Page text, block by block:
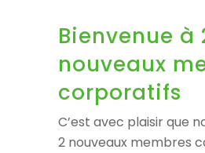
Bienvenue à
nouveaux
corporatifs
C’est avec plaisir que
2 nouveaux membres